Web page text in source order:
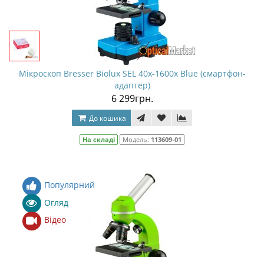
Мікроскоп Bresser Biolux SEL 40x-1600x Blue (смартфон-
адаптер)
6 299грн.
До кошика
На складі Модель: 113609-01
Популярний
Огляд
Відео